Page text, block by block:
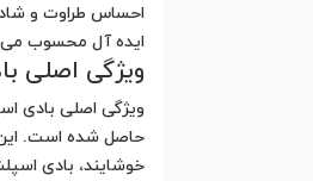
احساس طراوت و
ایده آل محسوب می
ویژگی اصلی
ویژگی اصلی بادی
حاصل شده است. این
خوشایند، بادی